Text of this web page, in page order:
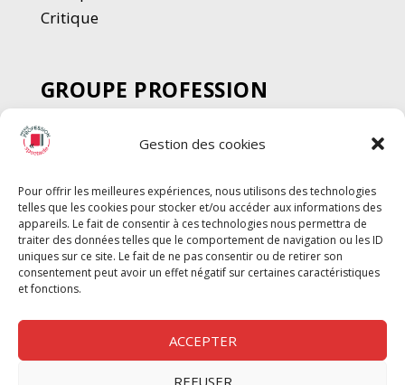
Gestion des cookies
Pour offrir les meilleures expériences, nous utilisons des technologies
telles que les cookies pour stocker et/ou accéder aux informations des
appareils. Le fait de consentir à ces technologies nous permettra de
traiter des données telles que le comportement de navigation ou les ID
uniques sur ce site. Le fait de ne pas consentir ou de retirer son
consentement peut avoir un effet négatif sur certaines caractéristiques
et fonctions.
ACCEPTER
REFUSER
Critique
GROUPE PROFESSION
SPECTACLE
Chèque Intermittents
Chèque Compta
Chèque Emploi Spectacle
G-Pods
Profession Audio-visuel